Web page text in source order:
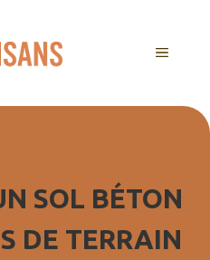
MENU
SOL BÉTON
DE TERRAIN